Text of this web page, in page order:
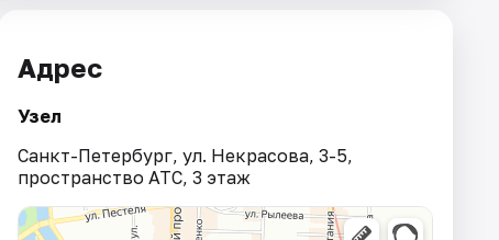
Адрес
Узел
Санкт-Петербург, ул. Некрасова, 3-5,
пространство АТС, 3 этаж